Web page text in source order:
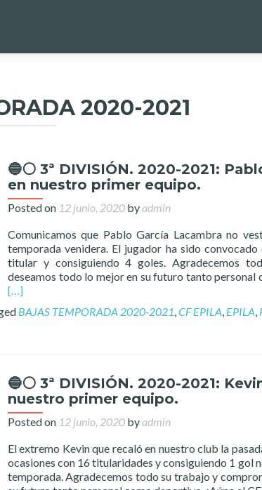
2020-2021
🔵⚪️ 3ª DIVISIÓN. 2020-2021:
en nuestro primer equipo.
Posted on 12 junio, 2020 byadmin
Comunicamos que Pablo García Lacambra no
temporada venidera. El jugador ha sido
titular y consiguiendo 4 goles. Agradecemos
deseamos todo lo mejor en su futuro tanto personal
[…]
BAJAS TEMPORADA 2020-2021,CF EPILA, EPILA,
🔵⚪️ 3ª DIVISIÓN. 2020-2021:
nuestro primer equipo.
Posted on 12 junio, 2020 byadmin
El extremo Kevin que recaló en nuestro club la
ocasiones con 16 titularidades y consiguiendo 1 gol
temporada. Agradecemos todo su trabajo y